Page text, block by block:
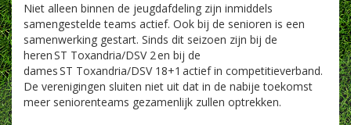
Niet alleen binnen de jeugdafdeling zijn inmiddels
samengestelde teams actief. Ook bij de senioren is een
samenwerking gestart. Sinds dit seizoen zijn bij de
heren ST Toxandria/DSV 2 en bij de
dames ST Toxandria/DSV 18+1 actief in competitieverband.
De verenigingen sluiten niet uit dat in de nabije toekomst
meer seniorenteams gezamenlijk zullen optrekken.